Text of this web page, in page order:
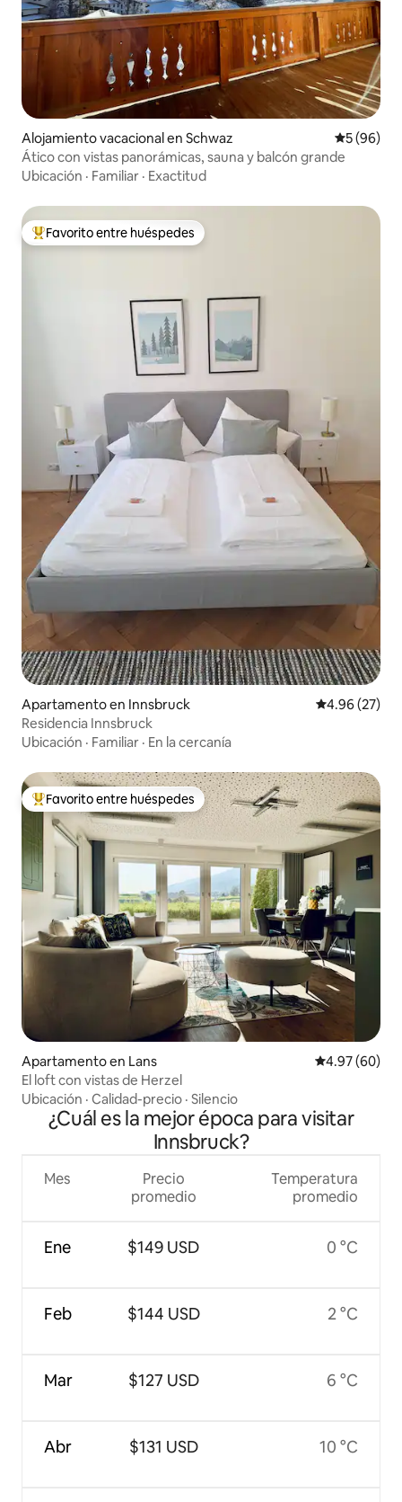
Alojamiento vacacional en Schwaz
5 (96)
Ático con vistas panorámicas, sauna y balcón grande
Ubicación · Familiar · Exactitud
Favorito entre huéspedes preferido
Favorito entre huéspedes
Apartamento en Innsbruck Calificación
4.96 (27)
Residencia Innsbruck
Ubicación · Familiar · En la cercanía
Favorito entre huéspedes preferido
Favorito entre huéspedes
Apartamento en Lans Calificación
4.97 (60)
El loft con vistas de Herzel
Ubicación · Calidad-precio · Silencio
¿Cuál es la mejor época para visitar
Innsbruck?
Mes
Ene
Feb
Mar
Abr
Precio
promedio
$149 USD
$144 USD
$127 USD
$131 USD
Temperatura
promedio
0 °C
2 °C
6 °C
10 °C